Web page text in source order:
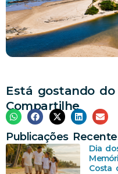
Está gostando
Compartilhe
Publicações
Dia
Costa